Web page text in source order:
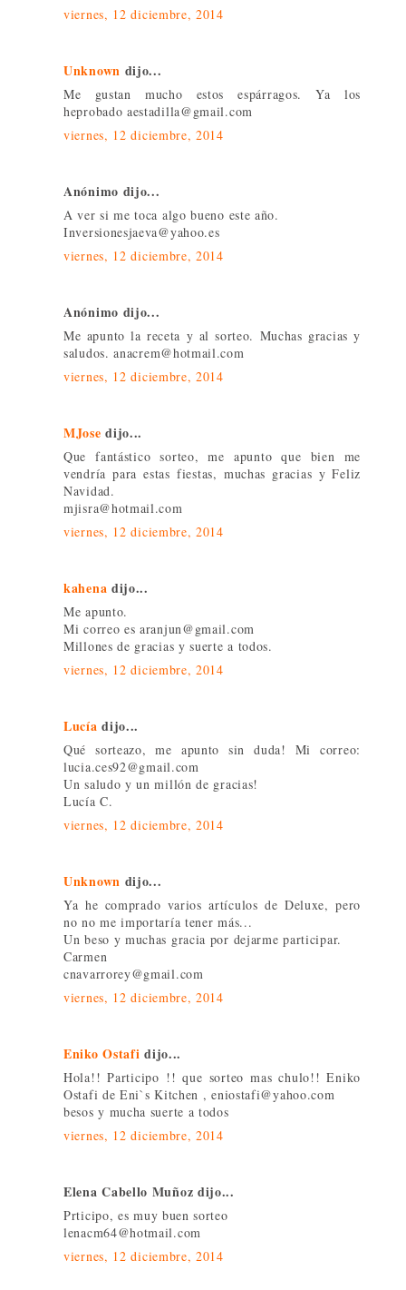
viernes, 12 diciembre, 2014
Unknown dijo...
Me gustan mucho estos espárragos. Ya los
heprobado aestadilla@gmail.com
viernes, 12 diciembre, 2014
Anónimo dijo...
A ver si me toca algo bueno este año.
Inversionesjaeva@yahoo.es
viernes, 12 diciembre, 2014
Anónimo dijo...
Me apunto la receta y al sorteo. Muchas gracias y
saludos. anacrem@hotmail.com
viernes, 12 diciembre, 2014
MJose dijo...
Que fantástico sorteo, me apunto que bien me
vendría para estas fiestas, muchas gracias y Feliz
Navidad.
mjisra@hotmail.com
viernes, 12 diciembre, 2014
kahena dijo...
Me apunto.
Mi correo es aranjun@gmail.com
Millones de gracias y suerte a todos.
viernes, 12 diciembre, 2014
Lucía dijo...
Qué sorteazo, me apunto sin duda! Mi correo:
lucia.ces92@gmail.com
Un saludo y un millón de gracias!
Lucía C.
viernes, 12 diciembre, 2014
Unknown dijo...
Ya he comprado varios artículos de Deluxe, pero
no no me importaría tener más...
Un beso y muchas gracia por dejarme participar.
Carmen
cnavarrorey@gmail.com
viernes, 12 diciembre, 2014
Eniko Ostafi dijo...
Hola!! Participo !! que sorteo mas chulo!! Eniko
Ostafi de Eni`s Kitchen , eniostafi@yahoo.com
besos y mucha suerte a todos
viernes, 12 diciembre, 2014
Elena Cabello Muñoz dijo...
Prticipo, es muy buen sorteo
lenacm64@hotmail.com
viernes, 12 diciembre, 2014